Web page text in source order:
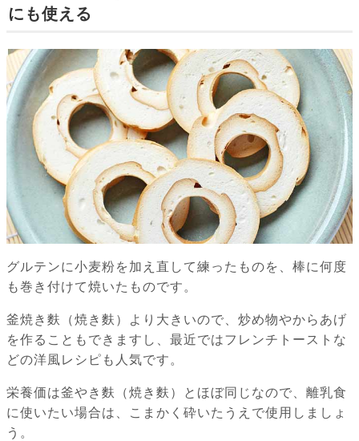
にも使える
グルテンに小麦粉を加え直して練ったものを、棒に何度
も巻き付けて焼いたものです。
釜焼き麩（焼き麩）より大きいので、炒め物やからあげ
を作ることもできますし、最近ではフレンチトーストな
どの洋風レシピも人気です。
栄養価は釜やき麩（焼き麩）とほぼ同じなので、離乳食
に使いたい場合は、こまかく砕いたうえで使用しましょ
う。